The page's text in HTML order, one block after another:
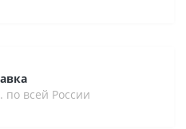
по всей России